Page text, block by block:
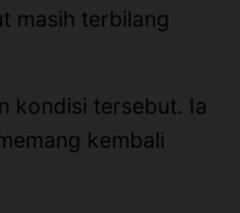
masih terbilang
kondisi tersebut. Ia
kembali